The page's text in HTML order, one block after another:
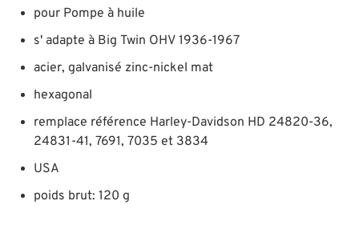
pour Pompe à huile
s' adapte à Big Twin OHV 1936-1967
acier, galvanisé zinc-nickel mat
hexagonal
remplace référence Harley-Davidson HD 24820-36,
24831-41, 7691, 7035 et 3834
USA
poids brut: 120 g